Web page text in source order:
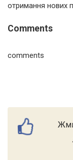
отримання нових
Comments
comments